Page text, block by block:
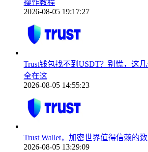
操作教程
2026-08-05 19:17:27
Trust钱包找不到USDT？别慌，这
全在这
2026-08-05 14:55:23
Trust Wallet，加密世界值得信赖的
2026-08-05 13:29:09